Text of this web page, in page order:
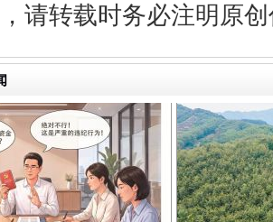
请转载时务必注明原
库”的免责幌子